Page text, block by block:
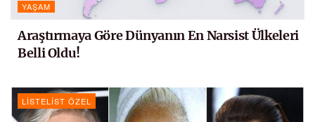
YAŞAM
Araştırmaya Göre Dünyanın En Narsist Ülkeleri
Belli Oldu!
LISTELIST ÖZEL